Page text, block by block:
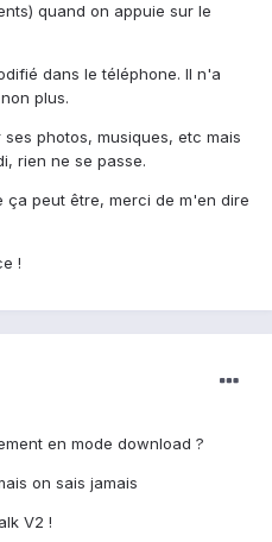
quand on appuie sur le
dans le téléphone. Il n'a
plus.
photos, musiques, etc mais
rien ne se passe.
ça peut être, merci de m'en dire
!
en mode download ?
on sais jamais
V2 !